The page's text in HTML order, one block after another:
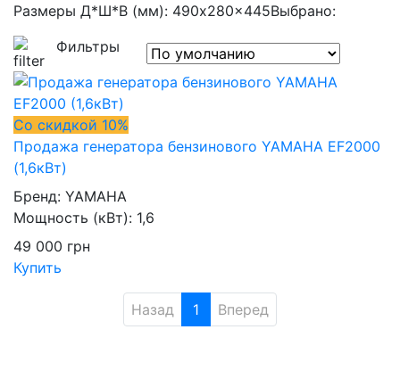
Размеры Д*Ш*В (мм): 490x280x445Выбрано:
Фильтры
Со скидкой 10%
Продажа генератора бензинового YAMAHA EF2000
(1,6кВт)
Бренд: YAMAHA
Мощность (кВт): 1,6
49 000 грн
Купить
Назад 1 Вперед